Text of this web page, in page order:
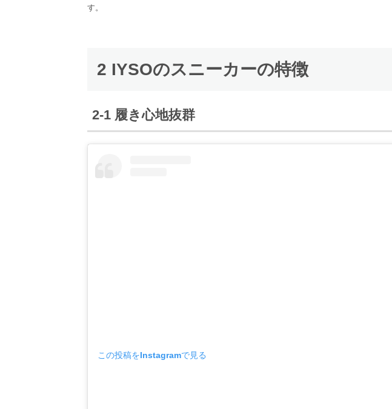
す。
2 IYSOのスニーカーの特徴
2-1 履き心地抜群
この投稿をInstagramで見る